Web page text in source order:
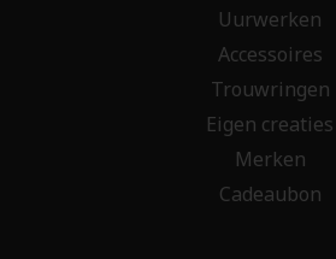
Uurwerken
Accessoires
Trouwringen
Eigen creaties
Merken
Cadeaubon